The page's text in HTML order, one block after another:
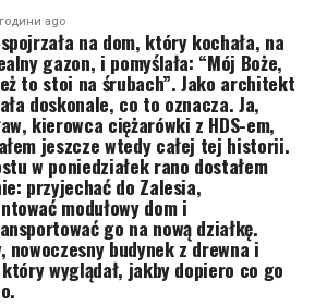
ago
na dom, który kochała, na
gazon, i pomyślała: “Mój Boże,
to stoi na śrubach”. Jako architekt
doskonale, co to oznacza. Ja,
kierowca ciężarówki z HDS-em,
jeszcze wtedy całej tej historii.
w poniedziałek rano dostałem
przyjechać do Zalesia,
modułowy dom i
go na nową działkę.
nowoczesny budynek z drewna i
który wyglądał, jakby dopiero co go